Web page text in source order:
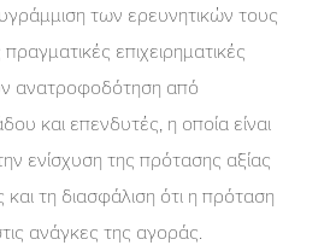
των ερευνητικών τους
επιχειρηματικές
ανατροφοδότηση από
και επενδυτές, η οποία είναι
ενίσχυση της πρότασης αξίας
τη διασφάλιση ότι η πρόταση
ανάγκες της αγοράς.